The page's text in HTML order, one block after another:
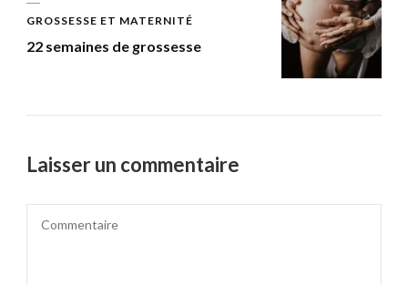
GROSSESSE ET MATERNITÉ
22 semaines de grossesse
Laisser un commentaire